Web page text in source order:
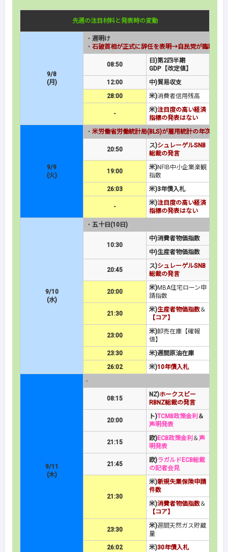
先週の注目材料と発表時の変動
9/8
(月)
・ 週明け
・ 石破首相が正式に辞任を表明→自民党が臨時総裁
08:50
日)第2四半期
GDP【改定値】
12:00
中)貿易収支
28:00
米)消費者信用残高
-
米)注目度の高い経済
指標の発表はない
9/9
(火)
・ 米労働省労働統計局(BLS)が雇用統計の年次改定
20:50
ス)シュレーゲルSNB
総裁の発言
19:00
米)NFIB中小企業楽観
指数
26:03
米)3年債入札
-
米)注目度の高い経済
指標の発表はない
9/10
(水)
・ 五十日(10日)
10:30
中)消費者物価指数
中)生産者物価指数
20:45
ス)シュレーゲルSNB
総裁の発言
20:00
米)MBA住宅ローン申
請指数
21:30
米)生産者物価指数＆
【コア】
23:00
米)卸売在庫【確報
値】
23:30
米)週間原油在庫
26:02
米)10年債入札
9/11
(木)
-
08:15
NZ)ホークスビー
RBNZ総裁の発言
20:00
ト)TCMB政策金利 ＆
声明発表
21:15
欧)ECB政策金利 ＆声
明発表
21:45
欧)ラガルドECB総裁
の記者会見
21:30
米)新規失業保険申請
件数
米)消費者物価指数＆
【コア】
23:30
米)週間天然ガス貯蔵
量
26:02
米)30年債入札